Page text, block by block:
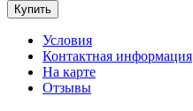
Условия
Контактная информация
На карте
Отзывы